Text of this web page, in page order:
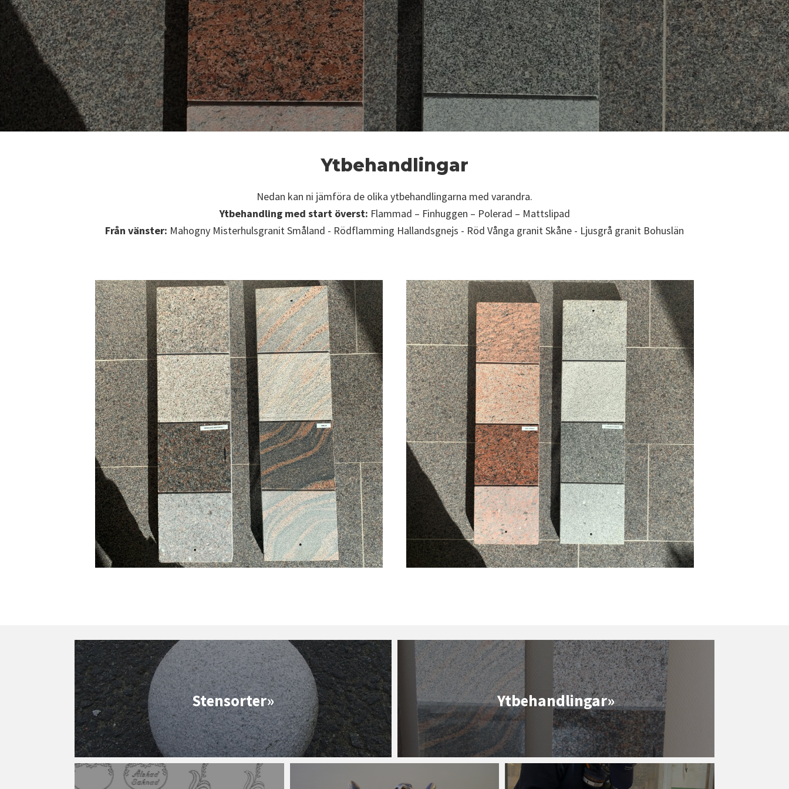
Ytbehandlingar
Nedan kan ni jämföra de olika ytbehandlingarna med varandra.
Ytbehandling med start överst: Flammad – Finhuggen – Polerad – Mattslipad
Från vänster: Mahogny Misterhulsgranit Småland - Rödflamming Hallandsgnejs - Röd Vånga granit Skåne - Ljusgrå granit Bohuslän
Stensorter» Ytbehandlingar»